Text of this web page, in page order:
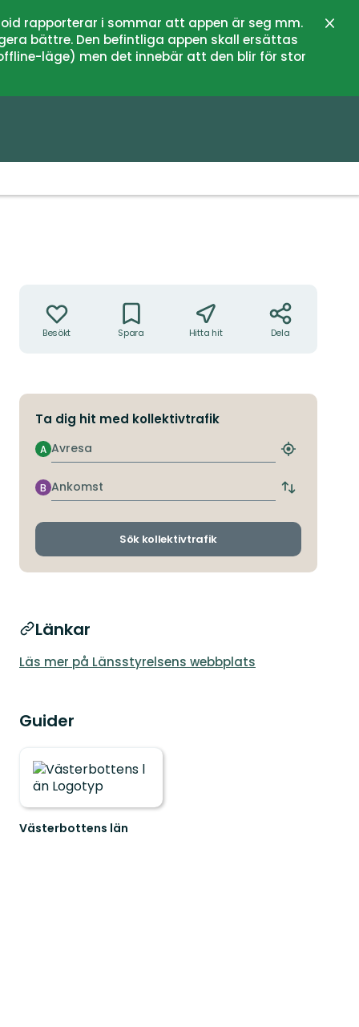
rapporterar i sommar att appen är seg mm.
bättre. Den befintliga appen skall ersättas
läge) men det innebär att den blir för stor
Besökt Spara Hitta hit Dela
Ta dig hit med kollektivtrafik
Avresa
A
Hitta
hållplats
Ankomst
B
Byt
och
Sök kollektivtrafik
Länkar
Läs mer på Länsstyrelsens webbplats
Guider
Västerbottens län